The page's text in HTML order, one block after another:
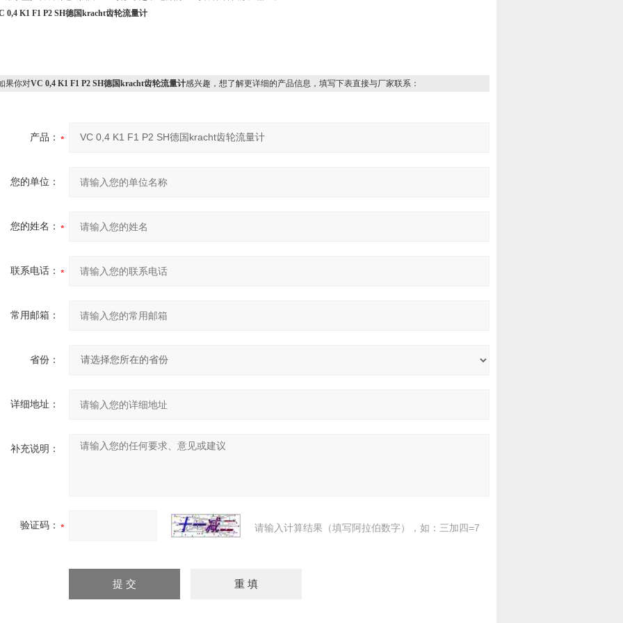
0,4 K1 F1 P2 SH德国kracht齿轮流量计
你对VC 0,4 K1 F1 P2 SH德国kracht齿轮流量计感兴趣，想了解更详细的产品信息，填写下表直接与厂家联系：
产品：
您的单位：
您的姓名：
联系电话：
常用邮箱：
省份：
详细地址：
补充说明：
验证码： 请输入计算结果（填写阿拉伯数字），如：三加四=7